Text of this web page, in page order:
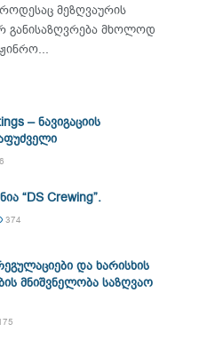
მეზღვაურის
განისაზღვრება მხოლოდ
– ნავიგაციის
“DS Crewing”.
374
და ხარისხის
მნიშვნელობა საზღვაო